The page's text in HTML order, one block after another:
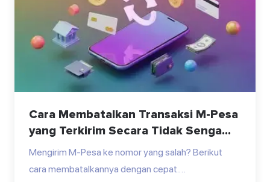
Cara Membatalkan Transaksi M-Pesa
yang Terkirim Secara Tidak Senga...
Mengirim M-Pesa ke nomor yang salah? Berikut
cara membatalkannya dengan cepat.…